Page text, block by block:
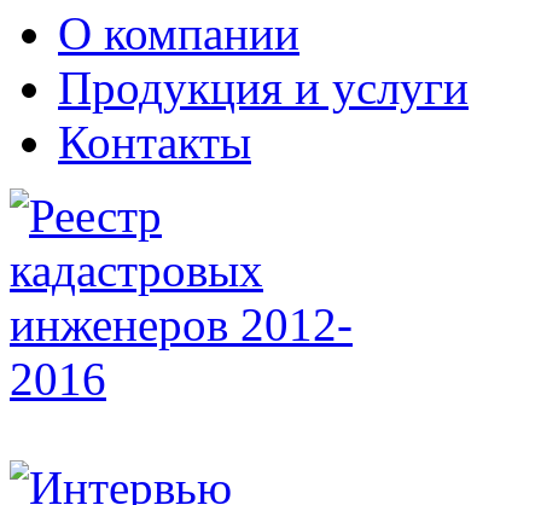
О компании
Продукция и услуги
Контакты